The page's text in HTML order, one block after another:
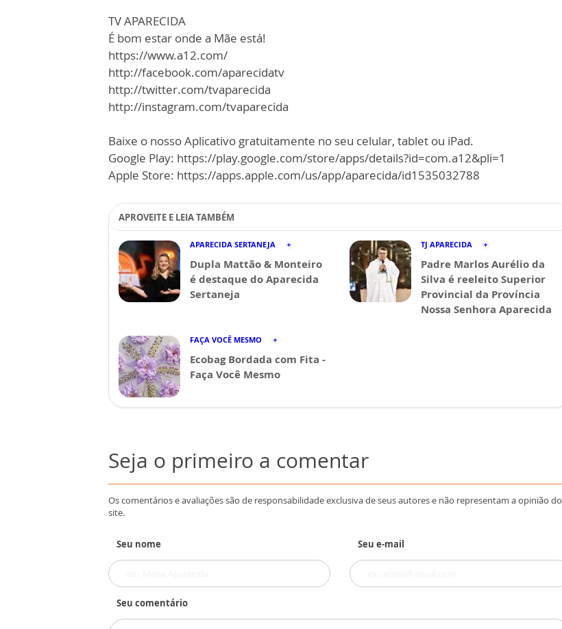
TV APARECIDA
É bom estar onde a Mãe está!
https://www.a12.com/
http://facebook.com/aparecidatv
http://twitter.com/tvaparecida
http://instagram.com/tvaparecida
Baixe o nosso Aplicativo gratuitamente no seu celular, tablet ou iPad.
Google Play: https://play.google.com/store/apps/details?id=com.a12&pli=1
Apple Store: https://apps.apple.com/us/app/aparecida/id1535032788
APROVEITE E LEIA TAMBÉM
APARECIDA SERTANEJA
Dupla Mattão & Monteiro
é destaque do Aparecida
Sertaneja
TJ APARECIDA
Padre Marlos Aurélio da
Silva é reeleito Superior
Provincial da Província
Nossa Senhora Aparecida
FAÇA VOCÊ MESMO
Ecobag Bordada com Fita -
Faça Você Mesmo
Seja o primeiro a comentar
Os comentários e avaliações são de responsabilidade exclusiva de seus autores e não representam a opinião do
site.
Seu nome Seu e-mail
Seu comentário